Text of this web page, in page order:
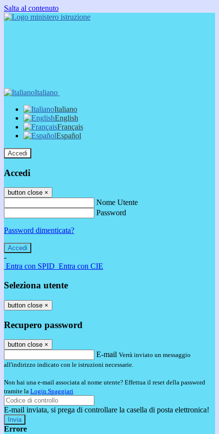
Salta al contenuto
Italiano
Italiano
English
Français
Español
Accedi
Accedi
button close ×
Nome Utente
Password
Password dimenticata?
-
Entra con SPID Entra con CIE
Seleziona utente
button close ×
Recupero password
button close ×
E-mail Verrà inviato un messaggio
all'indirizzo indicato con le istruzioni necessarie.
Non hai una e-mail associata al nome utente? Effettua il reset della password
tramite la Login Spaggiari
E-mail inviata, si prega di controllare la casella di posta elettronica!
Errore